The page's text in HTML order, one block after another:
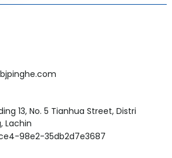
13, No. 5 Tianhua Street, Distri
Lachin